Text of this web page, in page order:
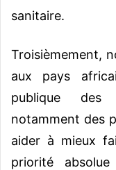
sanitaire.
Troisièmement,
aux pays
publique des
notamment des
aider à mieux
priorité